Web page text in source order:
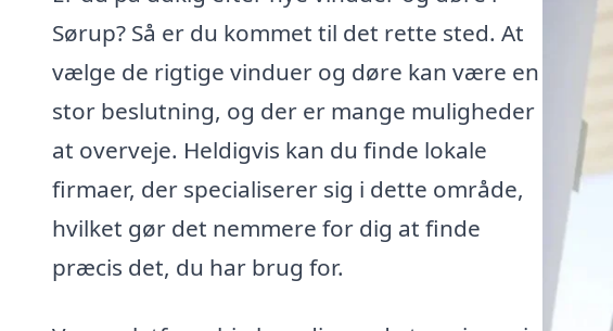
Sørup? Så er du kommet til det rette sted. At
vælge de rigtige vinduer og døre kan være en
stor beslutning, og der er mange muligheder
at overveje. Heldigvis kan du finde lokale
firmaer, der specialiserer sig i dette område,
hvilket gør det nemmere for dig at finde
præcis det, du har brug for.